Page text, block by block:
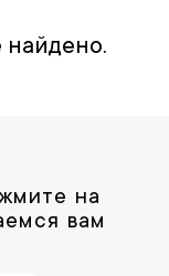
найдено.
на
вам